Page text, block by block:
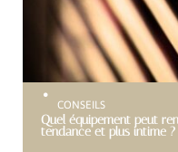
CONSEILS
Quel équipement peut
tendance et plus intime ?